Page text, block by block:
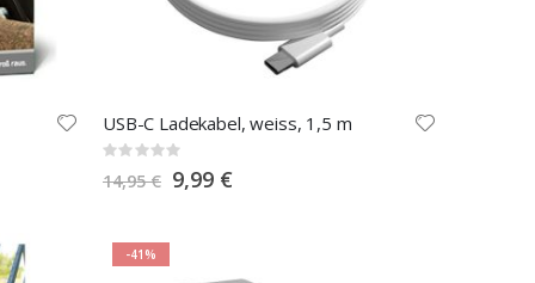
USB-C Ladekabel, weiss, 1,5 m
Rating:
0%
14,95 € Special
Price
9,99 €
-41%